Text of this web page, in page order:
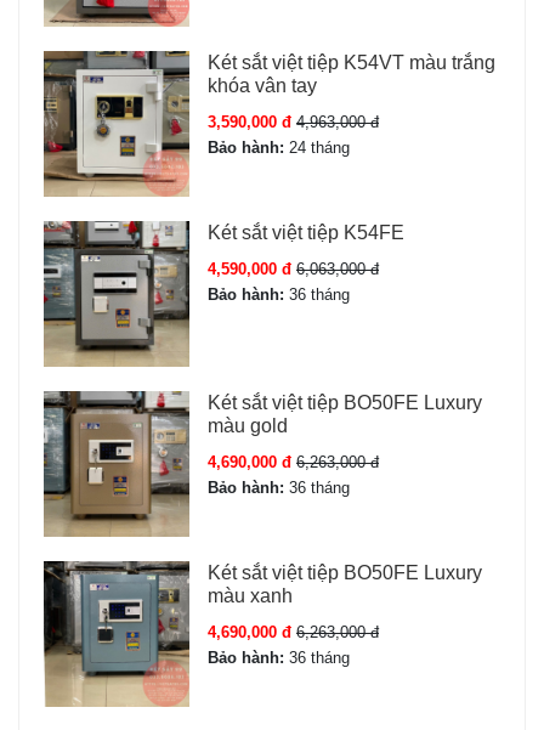
Két sắt việt tiệp K54VT màu trắng
khóa vân tay
3,590,000 đ 4,963,000 đ
Bảo hành: 24 tháng
Két sắt việt tiệp K54FE
4,590,000 đ 6,063,000 đ
Bảo hành: 36 tháng
Két sắt việt tiệp BO50FE Luxury
màu gold
4,690,000 đ 6,263,000 đ
Bảo hành: 36 tháng
Két sắt việt tiệp BO50FE Luxury
màu xanh
4,690,000 đ 6,263,000 đ
Bảo hành: 36 tháng